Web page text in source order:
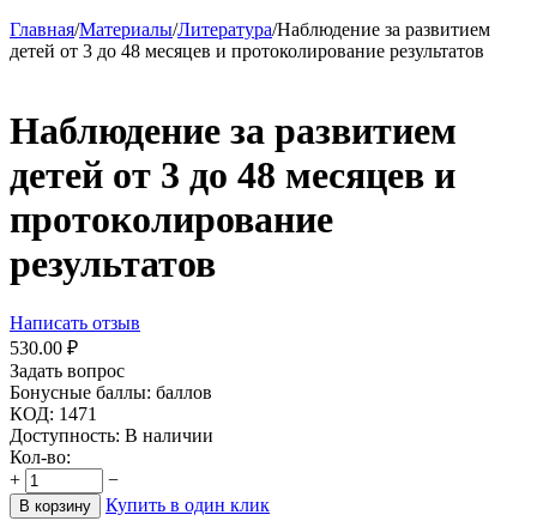
Главная/Материалы/Литература/Наблюдение за развитием
детей от 3 до 48 месяцев и протоколирование результатов
Наблюдение за развитием
детей от 3 до 48 месяцев и
протоколирование
результатов
Написать отзыв
530.00 ₽
Задать вопрос
Бонусные баллы: баллов
КОД: 1471
Доступность: В наличии
Кол-во:
+
−
В корзину Купить в один клик